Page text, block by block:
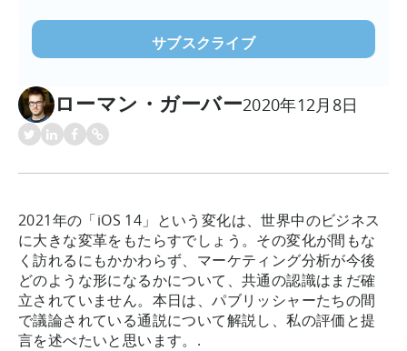
レ
を
入
力
(必
須)
ローマン・ガーバー2020年12月8日
2021年の「iOS 14」という変化は、世界中のビジネス
に大きな変革をもたらすでしょう。その変化が間もな
く訪れるにもかかわらず、マーケティング分析が今後
どのような形になるかについて、共通の認識はまだ確
立されていません。本日は、パブリッシャーたちの間
で議論されている通説について解説し、私の評価と提
言を述べたいと思います。.